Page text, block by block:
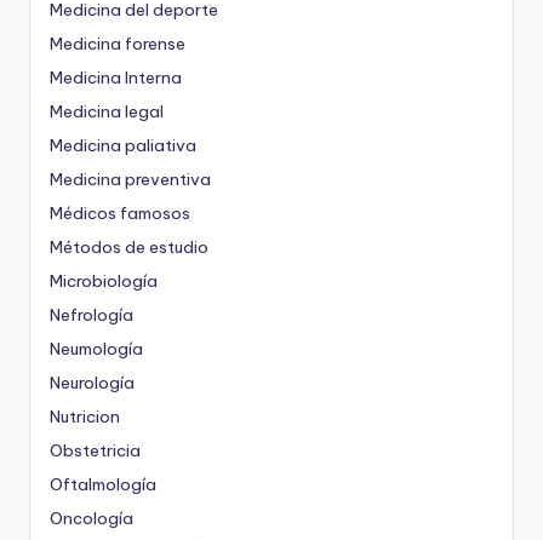
Medicina del deporte
Medicina forense
Medicina Interna
Medicina legal
Medicina paliativa
Medicina preventiva
Médicos famosos
Métodos de estudio
Microbiología
Nefrología
Neumología
Neurología
Nutricion
Obstetricia
Oftalmología
Oncología